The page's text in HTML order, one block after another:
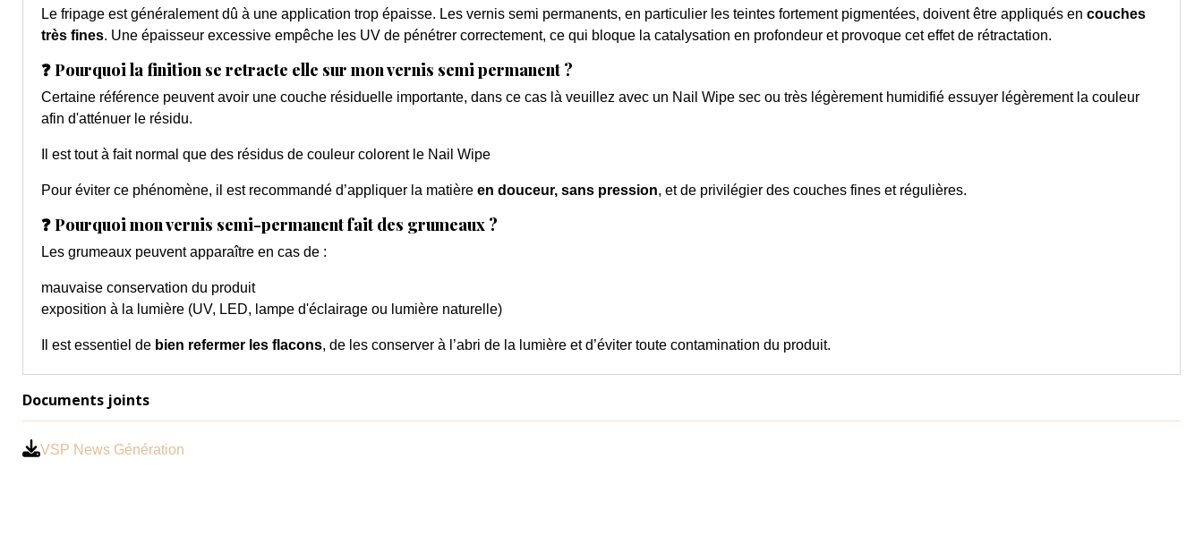
Le fripage est généralement dû à une application trop épaisse. Les vernis semi permanents, en particulier les teintes fortement pigmentées, doivent être appliqués en couches
très fines. Une épaisseur excessive empêche les UV de pénétrer correctement, ce qui bloque la catalysation en profondeur et provoque cet effet de rétractation.
❓ Pourquoi la finition se retracte elle sur mon vernis semi permanent ?
Certaine référence peuvent avoir une couche résiduelle importante, dans ce cas là veuillez avec un Nail Wipe sec ou très légèrement humidifié essuyer légèrement la couleur
afin d'atténuer le résidu.
Il est tout à fait normal que des résidus de couleur colorent le Nail Wipe
Pour éviter ce phénomène, il est recommandé d’appliquer la matière en douceur, sans pression, et de privilégier des couches fines et régulières.
❓ Pourquoi mon vernis semi-permanent fait des grumeaux ?
Les grumeaux peuvent apparaître en cas de :
mauvaise conservation du produit
exposition à la lumière (UV, LED, lampe d'éclairage ou lumière naturelle)
Il est essentiel de bien refermer les flacons, de les conserver à l’abri de la lumière et d’éviter toute contamination du produit.
Documents joints
VSP News Génération